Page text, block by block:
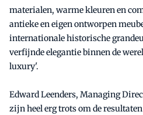
materialen, warme kleuren en
antieke en eigen ontworpen
internationale historische
verfijnde elegantie binnen de
luxury'.
Edward Leenders, Managing
zijn heel erg trots om de